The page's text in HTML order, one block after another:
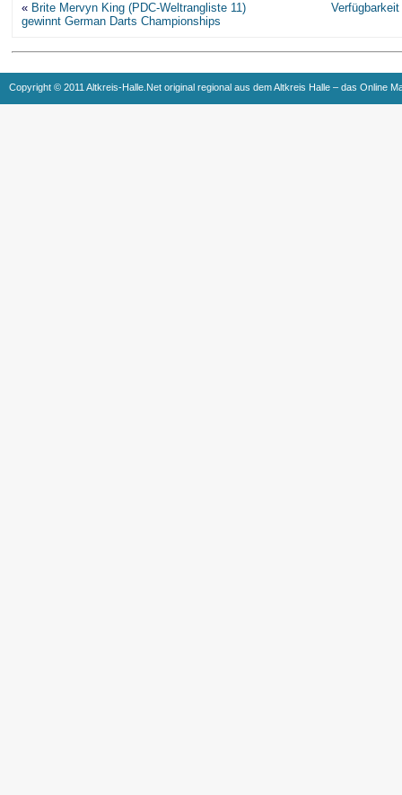
« Brite Mervyn King (PDC-Weltrangliste 11)
gewinnt German Darts Championships
Copyright © 2011 Altkreis-Halle.Net original regional aus dem Altkreis Halle – das Online